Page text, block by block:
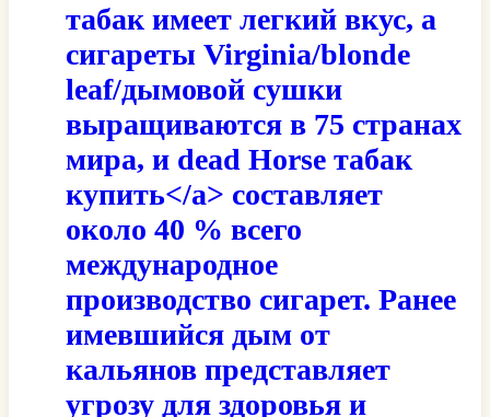
табак имеет легкий вкус, а
сигареты Virginia/blonde
leaf/дымовой сушки
выращиваются в 75 странах
мира, и dead Horse табак
купить</a> составляет
около 40 % всего
международное
производство сигарет. Ранее
имевшийся дым от
кальянов представляет
угрозу для здоровья и